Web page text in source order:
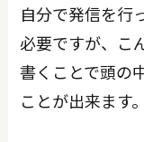
自分で発信を行
必要ですが、こ
書くことで頭の
ことが出来ます。